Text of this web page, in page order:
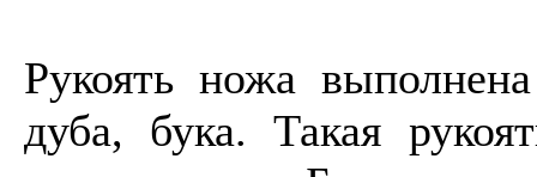
Рукоять ножа
дуба, бука. Такая